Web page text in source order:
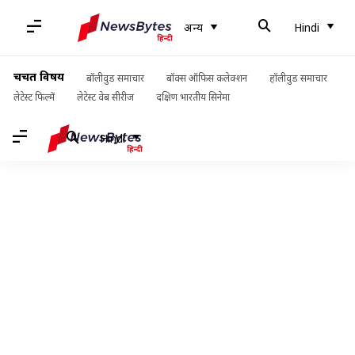
अन्य Hindi
चर्चित विषय बॉलीवुड समाचार बॉक्स ऑफिस कलेक्शन
हॉलीवुड समाचार
लेटेस्ट फिल्में
लेटेस्ट वेब सीरीज दक्षिण भारतीय सिनेमा
Hindi